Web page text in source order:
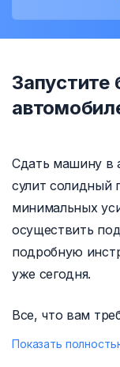
Запустите
Сдать машину в
сулит солидный
минимальных
осуществить
подробную
уже сегодня.
Все, что вам
марки, года
Показать